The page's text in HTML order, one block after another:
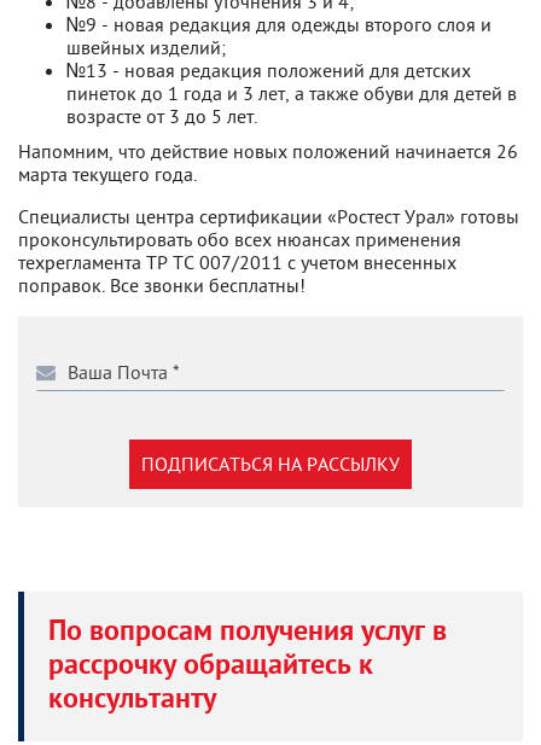
№9 - новая редакция для одежды второго слоя и
швейных изделий;
№13 - новая редакция положений для детских
пинеток до 1 года и 3 лет, а также обуви для детей в
возрасте от 3 до 5 лет.
Напомним, что действие новых положений начинается 26
марта текущего года.
Специалисты центра сертификации «Ростест Урал» готовы
проконсультировать обо всех нюансах применения
техрегламента ТР ТС 007/2011 с учетом внесенных
поправок. Все звонки бесплатны!
ПОДПИСАТЬСЯ НА РАССЫЛКУ
По вопросам получения услуг в
рассрочку обращайтесь к
консультанту